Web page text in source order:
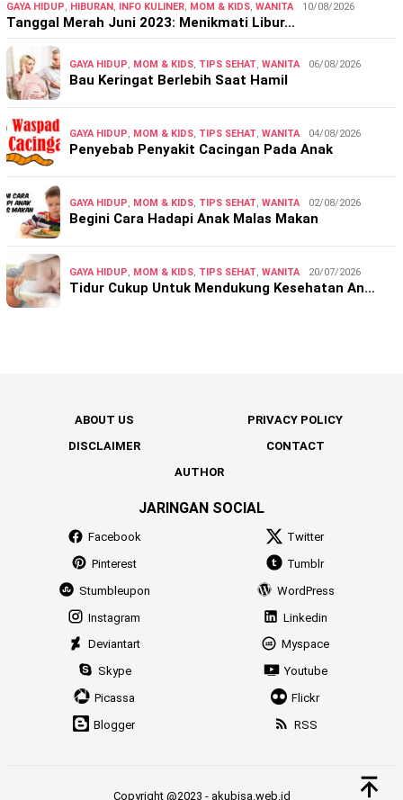
GAYA HIDUP, HIBURAN , INFO KULINER, MOM & KIDS, WANITA 10/08/2026
Tanggal Merah Juni 2023: Menikmati Libur…
GAYA HIDUP, MOM & KIDS, TIPS SEHAT, WANITA 06/08/2026
Bau Keringat Berlebih Saat Hamil
GAYA HIDUP, MOM & KIDS, TIPS SEHAT, WANITA 04/08/2026
Penyebab Penyakit Cacingan Pada Anak
GAYA HIDUP, MOM & KIDS, TIPS SEHAT, WANITA 02/08/2026
Begini Cara Hadapi Anak Malas Makan
GAYA HIDUP, MOM & KIDS, TIPS SEHAT, WANITA 20/07/2026
Tidur Cukup Untuk Mendukung Kesehatan An…
ABOUT US
PRIVACY POLICY
DISCLAIMER
CONTACT
AUTHOR
JARINGAN SOCIAL
Facebook
Twitter
Pinterest
Tumblr
Stumbleupon
WordPress
Instagram
Linkedin
Deviantart
Myspace
Skype
Youtube
Picassa
Flickr
Blogger
RSS
Copyright @2023 - akubisa.web.id